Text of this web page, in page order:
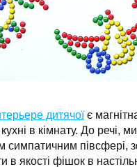
дитячоїє
в кімнату. До речі,
симпатичним півсфері,
в якості фішок в